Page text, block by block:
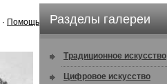
· Помощь Разделы галереи
Традиционное искусство
Цифровое искусство